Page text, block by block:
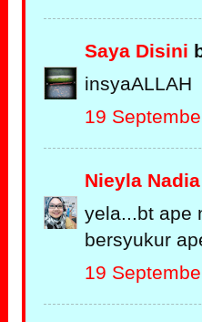
Saya Disini
insyaALLAH
19
Nieyla Nadia
yela...bt ape
bersyukur
19